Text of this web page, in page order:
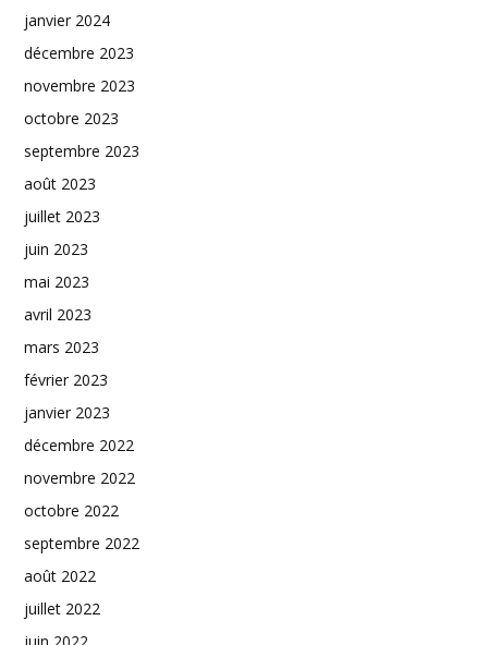
janvier 2024
décembre 2023
novembre 2023
octobre 2023
septembre 2023
août 2023
juillet 2023
juin 2023
mai 2023
avril 2023
mars 2023
février 2023
janvier 2023
décembre 2022
novembre 2022
octobre 2022
septembre 2022
août 2022
juillet 2022